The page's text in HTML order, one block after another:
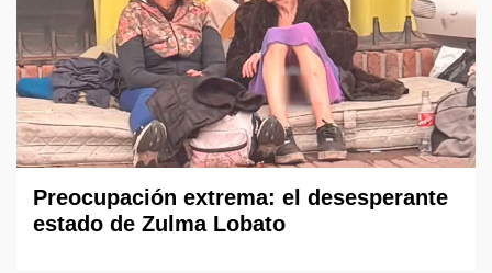
Preocupación extrema: el desesperante
estado de Zulma Lobato